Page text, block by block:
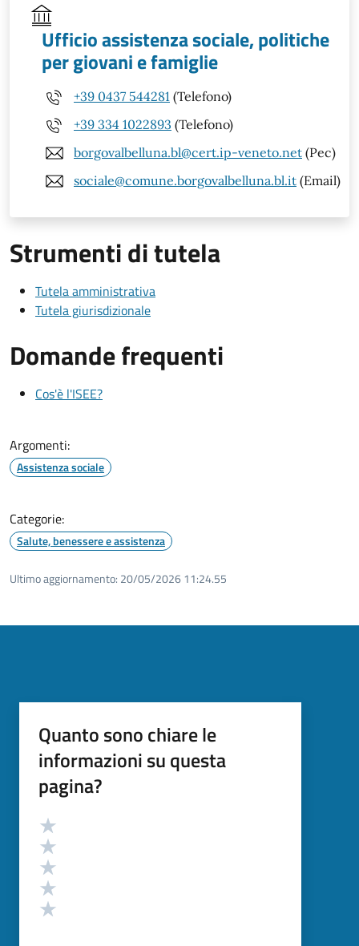
Ufficio assistenza sociale, politiche
per giovani e famiglie
+39 0437 544281 (Telefono)
+39 334 1022893 (Telefono)
borgovalbelluna.bl@cert.ip-veneto.net (Pec)
sociale@comune.borgovalbelluna.bl.it (Email)
Strumenti di tutela
Tutela amministrativa
Tutela giurisdizionale
Domande frequenti
Cos'è l'ISEE?
Argomenti:
Assistenza sociale
Categorie:
Salute, benessere e assistenza
Ultimo aggiornamento: 20/05/2026 11:24.55
Quanto sono chiare le
informazioni su questa
pagina?
Valutazione